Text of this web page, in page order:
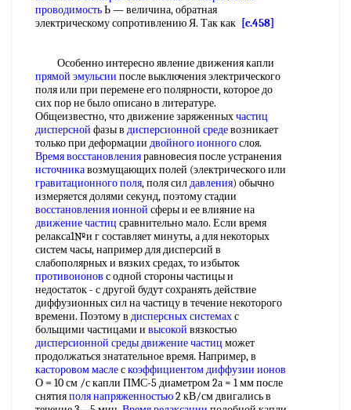
проводимостьЬ — величина, обратная
электрическому сопротивлению Я. Так как [c.458]
Особенно интересно явление движения капли
прямой эмульсии после выключения электрического
поля или при перемене его полярности, которое до
сих пор не было описано в литературе.
Общеизвестно, что движение заряженныхчастиц
дисперсной фазы в дисперсионной средевозникает
только при деформации двойного ионногослоя.
Время восстановленияравновесия после устранения
источникавозмущающих полей (электрического или
гравитационного поля, поля силдавления) обычно
измеряется долями секунд, поэтому стадии
восстановления ионной сферы и ее влияние на
движение частиц сравнительно мало. Если время
релакса1№и г составляет минуты, а для некоторых
систем часы, например для дисперсий в
слабополярных и вязких средах, то избыток
противоионов с одной стороны частицы и
недостаток - с другой будут сохранять действие
диффузионных сил на частицу в течение некоторого
времени. Поэтому в дисперсных системахс
больщими частицами и высокой вязкостью
дисперсионной средыдвижение частиц может
продолжаться знатательное время. Например, в
касторовом маслескоэффициентом диффузии ионов
О = 10 см /с капли ПМС-5 диаметром 2а = 1 мм после
снятияполя напряженностью2 кВ/см двигались в